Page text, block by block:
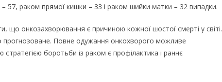
57, раком прямої кишки – 33 і раком шийки матки – 32 випадки.
онкозахворювання є причиною кожної шостої смерті у світі.
прогнозоване. Повне одужання онкохворого можливе
боротьби із раком є профілактика і раннє